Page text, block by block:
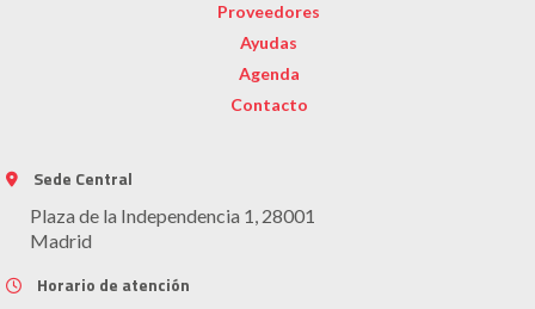
Proveedores
Ayudas
Agenda
Contacto
Sede Central
Plaza de la Independencia 1, 28001
Madrid
Horario de atención